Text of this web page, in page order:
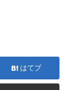
はてブ